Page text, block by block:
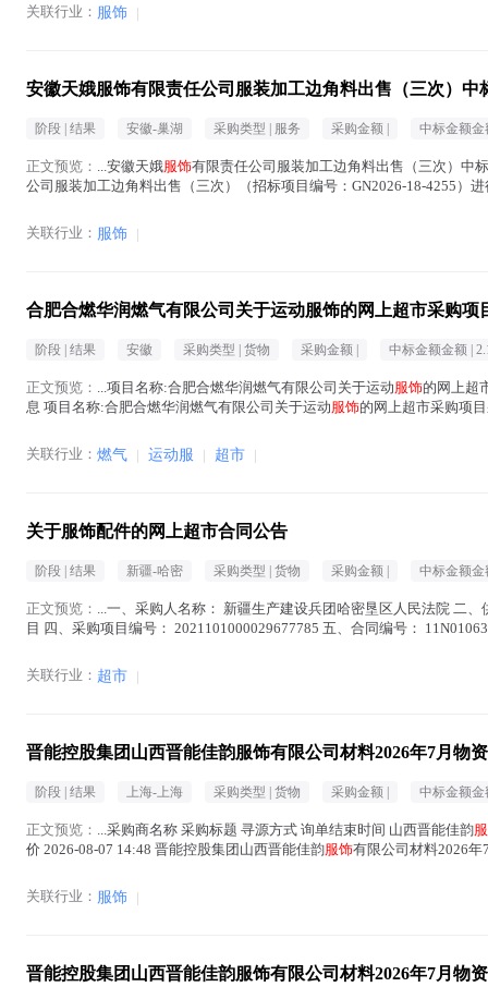
关联行业： 服饰 |
安徽天娥服饰有限责任公司服装加工边角料出售（三次）中
阶段 | 结果 安徽-巢湖 采购类型 | 服务 采购金额 | 中标金额
正文预览： ...安徽天娥服饰有限责任公司服装加工边角料出售（三次）中
公司服装加工边角料出售（三次）（招标项目编号：GN2026-18-4255）
关联行业： 服饰 |
合肥合燃华润燃气有限公司关于运动服饰的网上超市采购项
阶段 | 结果 安徽 采购类型 | 货物 采购金额 | 中标金额金额 |
正文预览： ...项目名称:合肥合燃华润燃气有限公司关于运动服饰的网上超
息 项目名称:合肥合燃华润燃气有限公司关于运动服饰的网上超市采购项
关联行业： 燃气 | 运动服 | 超市 |
关于服饰配件的网上超市合同公告
阶段 | 结果 新疆-哈密 采购类型 | 货物 采购金额 | 中标金额
正文预览： ...一、采购人名称： 新疆生产建设兵团哈密垦区人民法院 二、
目 四、采购项目编号： 2021101000029677785 五、合同编号：
关联行业： 超市 |
晋能控股集团山西晋能佳韵服饰有限公司材料2026年7月物
阶段 | 结果 上海-上海 采购类型 | 货物 采购金额 | 中标金额金
正文预览： ...采购商名称 采购标题 寻源方式 询单结束时间 山西晋能佳韵
价 2026-08-07 14:48 晋能控股集团山西晋能佳韵服饰有限公司材料2026年
关联行业： 服饰 |
晋能控股集团山西晋能佳韵服饰有限公司材料2026年7月物